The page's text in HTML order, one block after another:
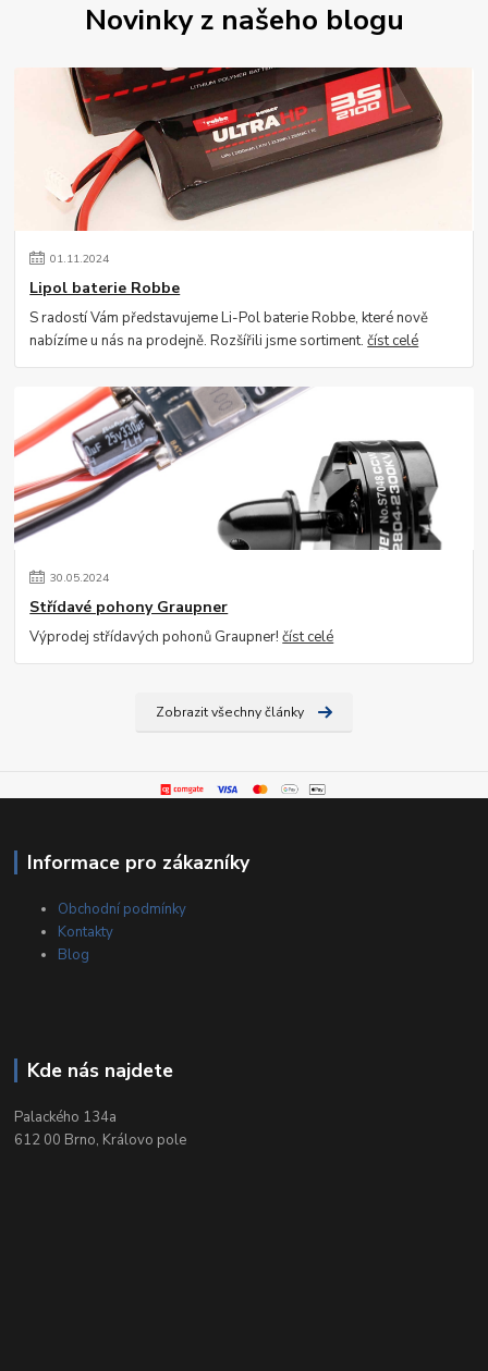
Novinky z našeho blogu
01.11.2024
Lipol baterie Robbe
S radostí Vám představujeme Li-Pol baterie Robbe, které nově
nabízíme u nás na prodejně. Rozšířili jsme sortiment.číst celé
30.05.2024
Střídavé pohony Graupner
Výprodej střídavých pohonů Graupner!číst celé
Zobrazit všechny články
Informace pro zákazníky
Obchodní podmínky
Kontakty
Blog
Kde nás najdete
Palackého 134a
612 00 Brno, Královo pole